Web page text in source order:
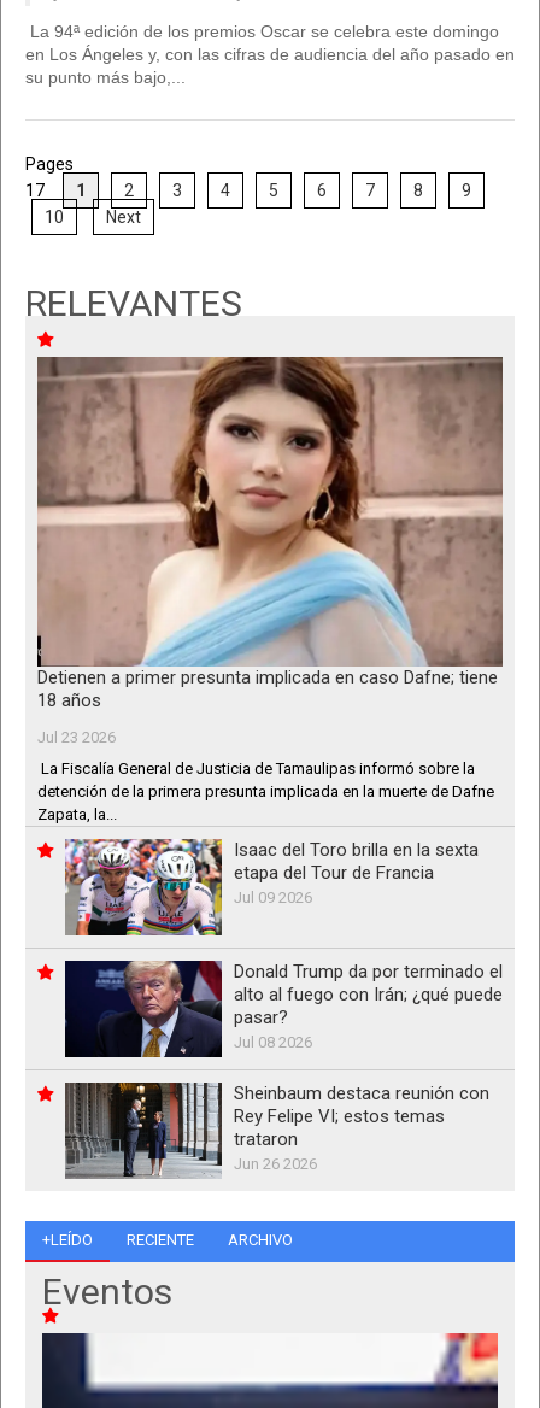
La 94ª edición de los premios Oscar se celebra este domingo
en Los Ángeles y, con las cifras de audiencia del año pasado en
su punto más bajo,...
Pages
17
1 2 3 4 5 6 7 8
9
10
Next
RELEVANTES
Detienen a primer presunta implicada en caso Dafne; tiene
18 años
Jul 23 2026
La Fiscalía General de Justicia de Tamaulipas informó sobre la
detención de la primera presunta implicada en la muerte de Dafne
Zapata, la...
Isaac del Toro brilla en la sexta
etapa del Tour de Francia
Jul 09 2026
Donald Trump da por terminado el
alto al fuego con Irán; ¿qué puede
pasar?
Jul 08 2026
Sheinbaum destaca reunión con
Rey Felipe VI; estos temas
trataron
Jun 26 2026
+LEÍDO RECIENTE ARCHIVO
Eventos